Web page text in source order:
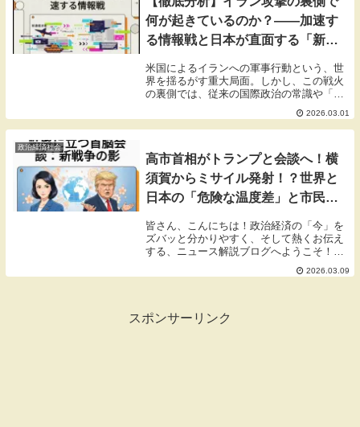
何が起きているのか？――加速す
る情報戦と日本が直面する「新た
米国によるイランへの軍事行動という、世
界を揺るがす重大局面。しかし、この戦火
の裏側では、従来の国際政治の常識や「正
攻法」を根底から覆すような、極めて異例
の事態が同時多発的に進行しています。私
たち「The Contact」は、特定の政治的バ
2026.03.01
政治経済社会
高市首相がトランプと会談へ！横
須賀からミサイル発射！？世界と
日本の「危険な温度差」と市民の
皆さん、こんにちは！政治経済の「今」を
ズバッと分かりやすく、そして熱くお伝え
する、ニュース解説ブログへようこそ！
今、世界中が固唾を飲んで見守っている巨
大なニュースがあります。高市早苗首相の
2026.03.09
スポンサーリンク